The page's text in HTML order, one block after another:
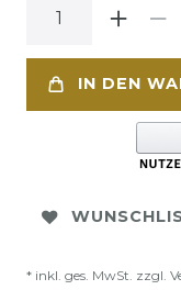
IN DEN
* inkl. ges. MwSt. zzgl.